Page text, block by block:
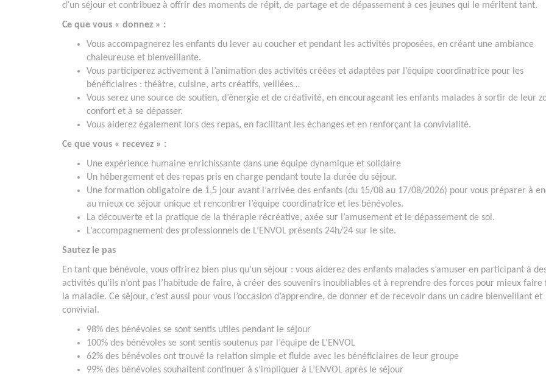
d’un séjour et contribuez à offrir des moments de répit, de partage et de dépassement à ces jeunes qui le méritent tant.
Ce que vous « donnez » :
Vous accompagnerez les enfants du lever au coucher et pendant les activités proposées, en créant une ambiance
chaleureuse et bienveillante.
Vous participerez activement à l’animation des activités créées et adaptées par l’équipe coordinatrice pour les
bénéficiaires : théâtre, cuisine, arts créatifs, veillées…
Vous serez une source de soutien, d’énergie et de créativité, en encourageant les enfants malades à sortir de leur
confort et à se dépasser.
Vous aiderez également lors des repas, en facilitant les échanges et en renforçant la convivialité.
Ce que vous « recevez » :
Une expérience humaine enrichissante dans une équipe dynamique et solidaire
Un hébergement et des repas pris en charge pendant toute la durée du séjour.
Une formation obligatoire de 1,5 jour avant l’arrivée des enfants (du 15/08 au 17/08/2026) pour vous préparer à
au mieux ce séjour unique et rencontrer l’équipe coordinatrice et les bénévoles.
La découverte et la pratique de la thérapie récréative, axée sur l’amusement et le dépassement de soi.
L’accompagnement des professionnels de L’ENVOL présents 24h/24 sur le site.
Sautez le pas
En tant que bénévole, vous offrirez bien plus qu’un séjour : vous aiderez des enfants malades s’amuser en participant à
activités qu’ils n’ont pas l’habitude de faire, à créer des souvenirs inoubliables et à reprendre des forces pour mieux faire
la maladie. Ce séjour, c’est aussi pour vous l’occasion d’apprendre, de donner et de recevoir dans un cadre bienveillant et
convivial.
98% des bénévoles se sont sentis utiles pendant le séjour
100% des bénévoles se sont sentis soutenus par l’équipe de L’ENVOL
62% des bénévoles ont trouvé la relation simple et fluide avec les bénéficiaires de leur groupe
99% des bénévoles souhaitent continuer à s’impliquer à L’ENVOL après le séjour